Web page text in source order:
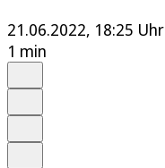
21.06.2022, 18:25 Uhr
1 min